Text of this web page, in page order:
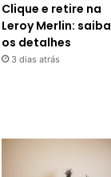
Clique e retire na
Leroy Merlin: saiba
os detalhes
3 dias atrás